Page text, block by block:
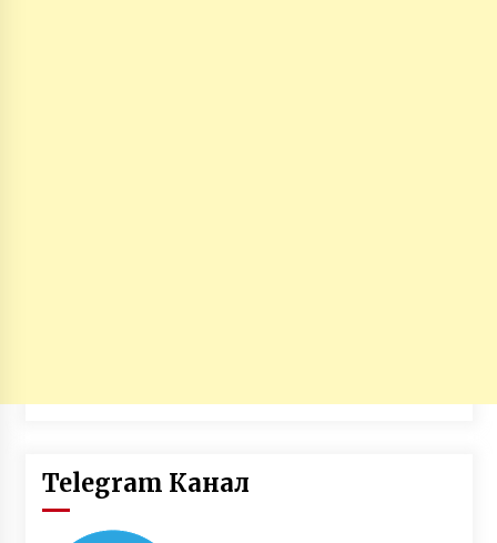
Telegram Канал